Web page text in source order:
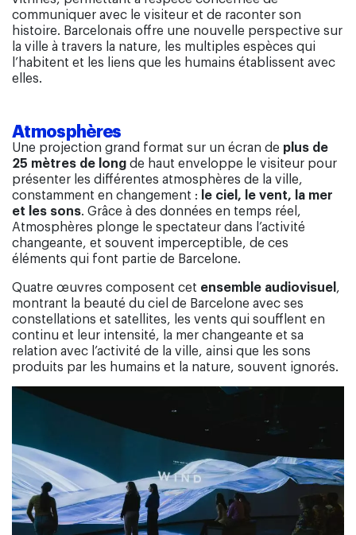
communiquer avec le visiteur et de raconter son
histoire. Barcelonais offre une nouvelle perspective sur
la ville à travers la nature, les multiples espèces qui
l’habitent et les liens que les humains établissent avec
elles.
Atmosphères
Une projection grand format sur un écran de plus de
25 mètres de longde haut enveloppe le visiteur pour
présenter les différentes atmosphères de la ville,
constamment en changement : le ciel, le vent, la mer
et les sons. Grâce à des données en temps réel,
Atmosphères plonge le spectateur dans l’activité
changeante, et souvent imperceptible, de ces
éléments qui font partie de Barcelone.
Quatre œuvres composent cet ensemble audiovisuel,
montrant la beauté du ciel de Barcelone avec ses
constellations et satellites, les vents qui soufflent en
continu et leur intensité, la mer changeante et sa
relation avec l’activité de la ville, ainsi que les sons
produits par les humains et la nature, souvent ignorés.